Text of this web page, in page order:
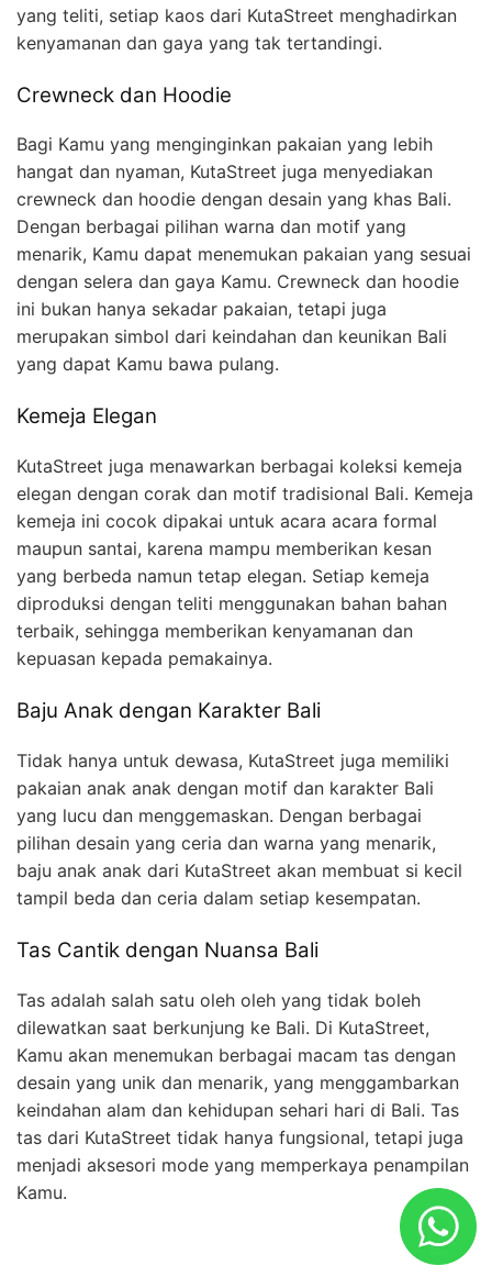
yang teliti, setiap kaos dari KutaStreet menghadirkan
kenyamanan dan gaya yang tak tertandingi.
Crewneck dan Hoodie
Bagi Kamu yang menginginkan pakaian yang lebih
hangat dan nyaman, KutaStreet juga menyediakan
crewneck dan hoodie dengan desain yang khas Bali.
Dengan berbagai pilihan warna dan motif yang
menarik, Kamu dapat menemukan pakaian yang sesuai
dengan selera dan gaya Kamu. Crewneck dan hoodie
ini bukan hanya sekadar pakaian, tetapi juga
merupakan simbol dari keindahan dan keunikan Bali
yang dapat Kamu bawa pulang.
Kemeja Elegan
KutaStreet juga menawarkan berbagai koleksi kemeja
elegan dengan corak dan motif tradisional Bali. Kemeja
kemeja ini cocok dipakai untuk acara acara formal
maupun santai, karena mampu memberikan kesan
yang berbeda namun tetap elegan. Setiap kemeja
diproduksi dengan teliti menggunakan bahan bahan
terbaik, sehingga memberikan kenyamanan dan
kepuasan kepada pemakainya.
Baju Anak dengan Karakter Bali
Tidak hanya untuk dewasa, KutaStreet juga memiliki
pakaian anak anak dengan motif dan karakter Bali
yang lucu dan menggemaskan. Dengan berbagai
pilihan desain yang ceria dan warna yang menarik,
baju anak anak dari KutaStreet akan membuat si kecil
tampil beda dan ceria dalam setiap kesempatan.
Tas Cantik dengan Nuansa Bali
Tas adalah salah satu oleh oleh yang tidak boleh
dilewatkan saat berkunjung ke Bali. Di KutaStreet,
Kamu akan menemukan berbagai macam tas dengan
desain yang unik dan menarik, yang menggambarkan
keindahan alam dan kehidupan sehari hari di Bali. Tas
tas dari KutaStreet tidak hanya fungsional, tetapi juga
menjadi aksesori mode yang memperkaya penampilan
Kamu.